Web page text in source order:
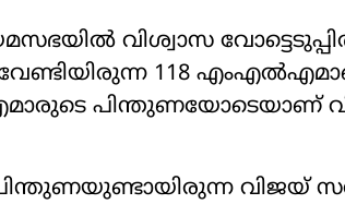
വിശ്വാസ
118
പിന്തുണയോടെയാണ്
വിജയ്